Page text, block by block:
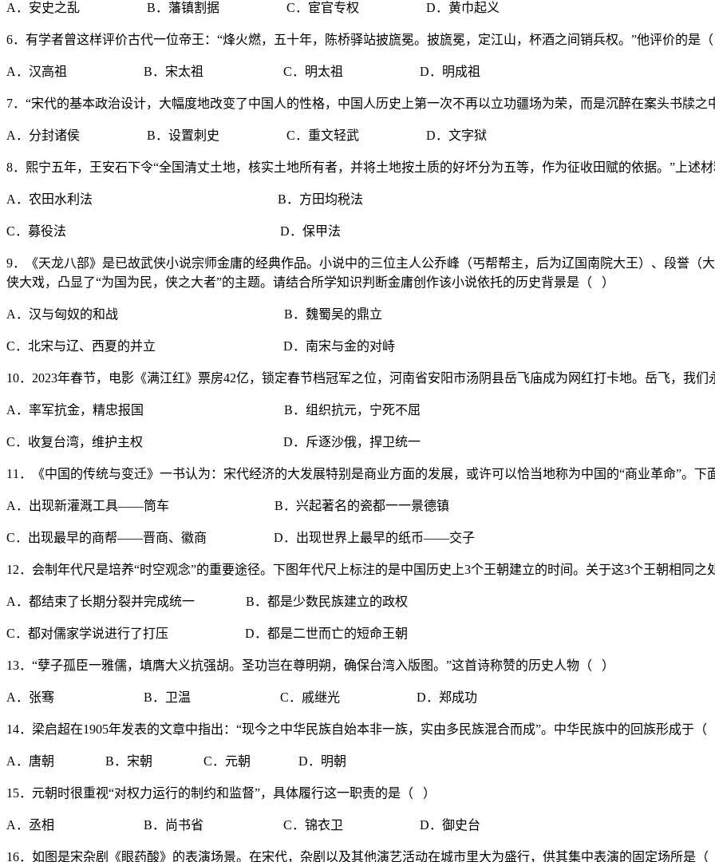
A．安史之乱 B．藩镇割据 C．宦官专权 D．黄巾起义
6．有学者曾这样评价古代一位帝王：“烽火燃，五十年，陈桥驿站披旒冕。披旒冕，定江山，杯酒之间销兵权。”他评价的是
A．汉高祖 B．宋太祖 C．明太祖 D．明成祖
7．“宋代的基本政治设计，大幅度地改变了中国人的性格，中国人历史上第一次不再以立功疆场为荣，而是沉醉在案头书牍之
A．分封诸侯 B．设置刺史 C．重文轻武 D．文字狱
8．熙宁五年，王安石下令“全国清丈土地，核实土地所有者，并将土地按土质的好坏分为五等，作为征收田赋的依据。”上述
A．农田水利法 B．方田均税法
C．募役法 D．保甲法
9．《天龙八部》是已故武侠小说宗师金庸的经典作品。小说中的三位主人公乔峰（丐帮帮主，后为辽国南院大王）、段誉（
侠大戏，凸显了“为国为民，侠之大者”的主题。请结合所学知识判断金庸创作该小说依托的历史背景是（ ）
A．汉与匈奴的和战 B．魏蜀吴的鼎立
C．北宋与辽、西夏的并立 D．南宋与金的对峙
10．2023年春节，电影《满江红》票房42亿，锁定春节档冠军之位，河南省安阳市汤阴县岳飞庙成为网红打卡地。岳飞，我们
A．率军抗金，精忠报国 B．组织抗元，宁死不屈
C．收复台湾，维护主权 D．斥逐沙俄，捍卫统一
11．《中国的传统与变迁》一书认为：宋代经济的大发展特别是商业方面的发展，或许可以恰当地称为中国的“商业革命”。下
A．出现新灌溉工具——筒车 B．兴起著名的瓷都一一景德镇
C．出现最早的商帮——晋商、徽商 D．出现世界上最早的纸币——交子
12．会制年代尺是培养“时空观念”的重要途径。下图年代尺上标注的是中国历史上3个王朝建立的时间。关于这3个王朝相同之
A．都结束了长期分裂并完成统一 B．都是少数民族建立的政权
C．都对儒家学说进行了打压 D．都是二世而亡的短命王朝
13．“孽子孤臣一雅儒，填膺大义抗强胡。圣功岂在尊明朔，确保台湾入版图。”这首诗称赞的历史人物（ ）
A．张骞 B．卫温 C．戚继光 D．郑成功
14．梁启超在1905年发表的文章中指出：“现今之中华民族自始本非一族，实由多民族混合而成”。中华民族中的回族形成于（
A．唐朝 B．宋朝 C．元朝 D．明朝
15．元朝时很重视“对权力运行的制约和监督”，具体履行这一职责的是（ ）
A．丞相 B．尚书省 C．锦衣卫 D．御史台
16．如图是宋杂剧《眼药酸》的表演场景。在宋代，杂剧以及其他演艺活动在城市里大为盛行，供其集中表演的固定场所是（